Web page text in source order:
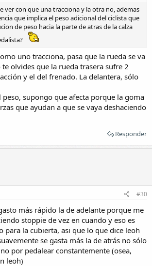
ver con que una tracciona y la otra no, ademas
que implica el peso adicional del ciclista que
de peso hacia la parte de atras de la calza
uno tracciona, pasa que la rueda se va
te olvides que la rueda trasera sufre 2
y el del frenado. La delantera, sólo
supongo que afecta porque la goma
que ayudan a que se vaya deshaciendo
Responder
#30
más rápido la de adelante porque me
stoppie de vez en cuando y eso es
para la cubierta, asi que lo que dice leoh
se gasta más la de atrás no sólo
por pedalear constantemente (osea,
leoh)